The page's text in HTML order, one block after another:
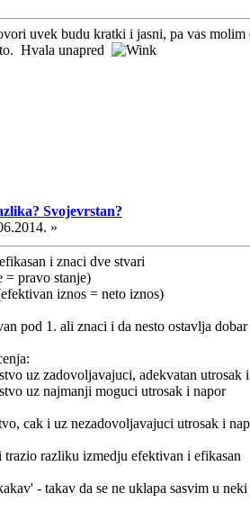
uvek budu kratki i jasni, pa vas
Hvala unapred
Svojevrstan?
»
i znaci dve stvari
= pravo stanje)
iznos = neto iznos)
pod 1. ali znaci i da nesto ostavlja
uz zadovoljavajuci, adekvatan utrosak
uz najmanji moguci utrosak i napor
cak i uz nezadovoljavajuci utrosak i
razliku izmedju efektivan i efikasan
- takav da se ne uklapa sasvim u